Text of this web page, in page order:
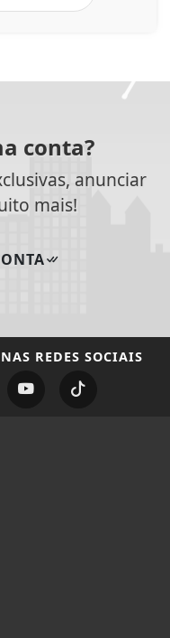
conta?
anunciar
mais!
NAS REDES SOCIAIS